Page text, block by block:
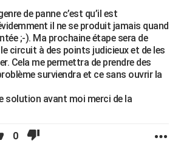
de panne c’est qu’il est
il ne se produit jamais quand
;-). Ma prochaine étape sera de
circuit à des points judicieux et de les
Cela me permettra de prendre des
surviendra et ce sans ouvrir la
solution avant moi merci de la
0